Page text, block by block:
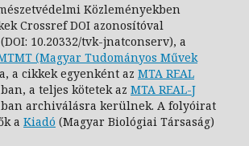
Közleményekben
Crossref DOI azonosítóval
10.20332/tvk-jnatconserv), a
(Magyar Tudományos Művek
a cikkek egyenként az MTA REAL
a teljes kötetek az MTA REAL-J
archiválásra kerülnek. A folyóirat
a Kiadó (Magyar Biológiai Társaság)